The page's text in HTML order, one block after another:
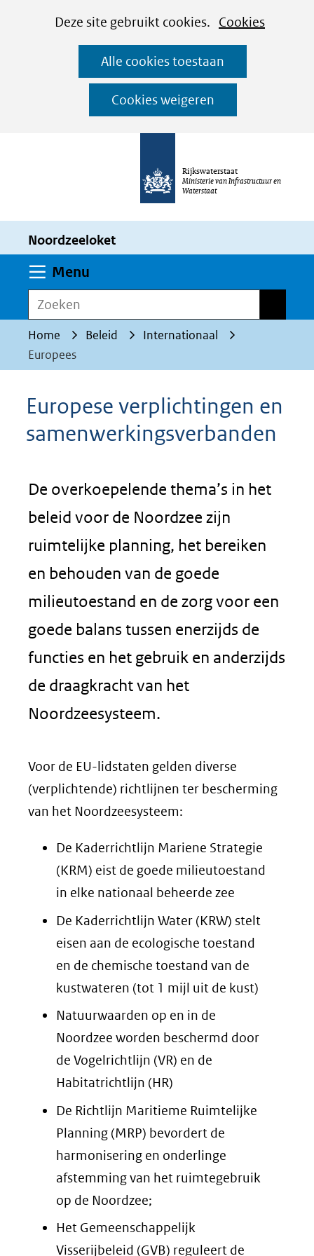
CookiesDeze site gebruikt cookies. Cookies
worden
toegestaan
geweigerd.
Alle cookies toestaan
Cookies weigeren
Ga
naar
de
inhoud
Rijkswaterstaat
Ministerie van Infrastructuur en
Waterstaat
Noordzeeloket
Menu
Zoeken
Home Beleid
Internationaal
Europees
Europese verplichtingen en
samenwerkingsverbanden
De overkoepelende thema’s in het
beleid voor de Noordzee zijn
ruimtelijke planning, het bereiken
en behouden van de goede
milieutoestand en de zorg voor een
goede balans tussen enerzijds de
functies en het gebruik en anderzijds
de draagkracht van het
Noordzeesysteem.
Voor de EU-lidstaten gelden diverse
(verplichtende) richtlijnen ter bescherming
van het Noordzeesysteem:
De Kaderrichtlijn Mariene Strategie
(KRM) eist de goede milieutoestand
in elke nationaal beheerde zee
De Kaderrichtlijn Water (KRW) stelt
eisen aan de ecologische toestand
en de chemische toestand van de
kustwateren (tot 1 mijl uit de kust)
Natuurwaarden op en in de
Noordzee worden beschermd door
de Vogelrichtlijn (VR) en de
Habitatrichtlijn (HR)
De Richtlijn Maritieme Ruimtelijke
Planning (MRP) bevordert de
harmonisering en onderlinge
afstemming van het ruimtegebruik
op de Noordzee;
Het Gemeenschappelijk
Visserijbeleid (GVB) reguleert de